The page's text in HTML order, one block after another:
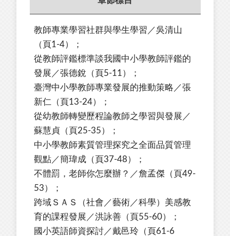
教師專業學習社群與學生學習／吳清山
（頁1-4）；
從教師評鑑標準談我國中小學教師評鑑的
發展／張德銳（頁5-11）；
臺灣中小學教師專業發展的推動策略／張
新仁（頁13-24）；
從幼教師轉變歷程論教師之學習與發展／
蘇慧貞（頁25-35）；
中小學教師素質管理探究之全面品質管理
觀點／簡瑋成（頁37-48）；
不體罰，老師你怎麼辦？／詹孟傑（頁49-
53）；
跨域ＳＡＳ（社會／藝術／科學）美感教
育的課程發展／洪詠善（頁55-60）；
國小英語師資探討／戴邑玲（頁61-6